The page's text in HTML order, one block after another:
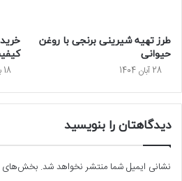
طرز تهیه شیرینی برنجی با روغن
حیوانی
28 آبان 1404 18 بهمن 1403
دیدگاهتان را بنویسید
نشانی ایمیل شما منتشر نخواهد شد. بخش‌های